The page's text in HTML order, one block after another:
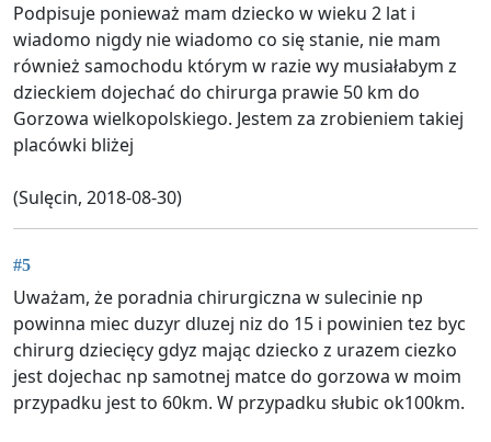
Podpisuje ponieważ mam dziecko w wieku 2 lat i
wiadomo nigdy nie wiadomo co się stanie, nie mam
również samochodu którym w razie wy musiałabym z
dzieckiem dojechać do chirurga prawie 50 km do
Gorzowa wielkopolskiego. Jestem za zrobieniem takiej
placówki bliżej
(Sulęcin, 2018-08-30)
#5
Uważam, że poradnia chirurgiczna w sulecinie np
powinna miec duzyr dluzej niz do 15 i powinien tez byc
chirurg dziecięcy gdyz mając dziecko z urazem ciezko
jest dojechac np samotnej matce do gorzowa w moim
przypadku jest to 60km. W przypadku słubic ok100km.